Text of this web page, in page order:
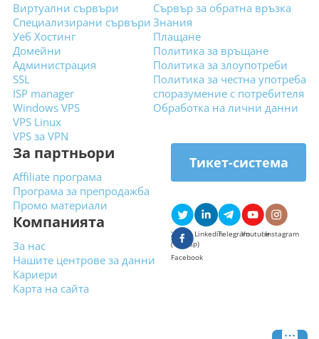
Виртуални сървъри
Специализирани сървъри
Уеб Хостинг
Домейни
Администрация
SSL
ISP manager
Windows VPS
VPS Linux
VPS за VPN
Сървър за обратна връзка
Знания
Плащане
Политика за връщане
Политика за злоупотреби
Политика за честна употреба
споразумение с потребителя
Обработка на лични данни
За партньори
Affiliate програма
Програма за препродажба
Промо материали
Компанията
За нас
Нашите центрове за данни
Кариери
Карта на сайта
Тикет-система
X
(туитър)
LinkedinTelegramYoutubeInstagram
Facebook